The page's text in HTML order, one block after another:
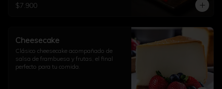
$7.900
Cheesecake
Clásico cheesecake acompañado de
salsa de frambuesa y frutas, el final
perfecto para tu comida.